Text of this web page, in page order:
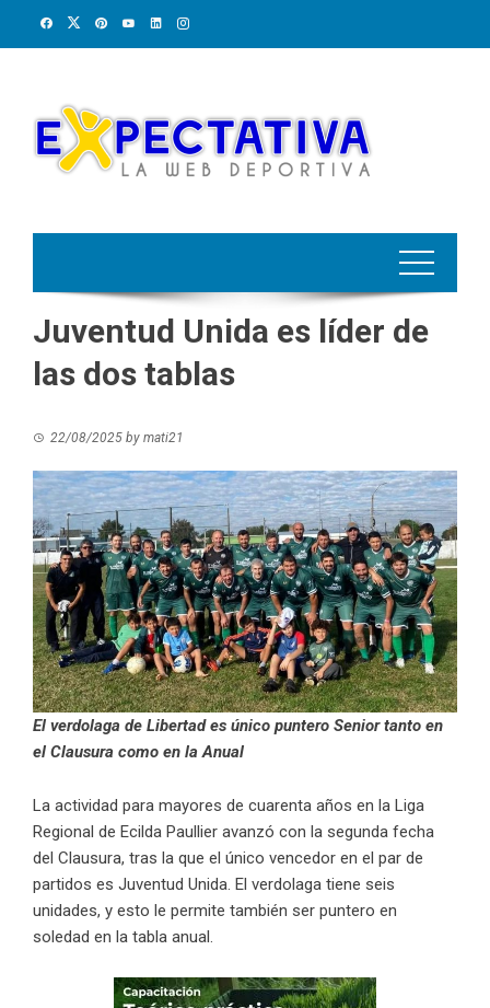
Juventud Unida es líder de
las dos tablas
22/08/2025 by mati21
El verdolaga de Libertad es único puntero Senior tanto en
el Clausura como en la Anual
La actividad para mayores de cuarenta años en la Liga
Regional de Ecilda Paullier avanzó con la segunda fecha
del Clausura, tras la que el único vencedor en el par de
partidos es Juventud Unida. El verdolaga tiene seis
unidades, y esto le permite también ser puntero en
soledad en la tabla anual.